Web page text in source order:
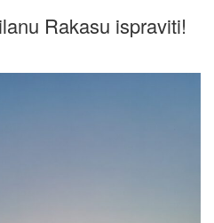
Rakasu ispraviti!